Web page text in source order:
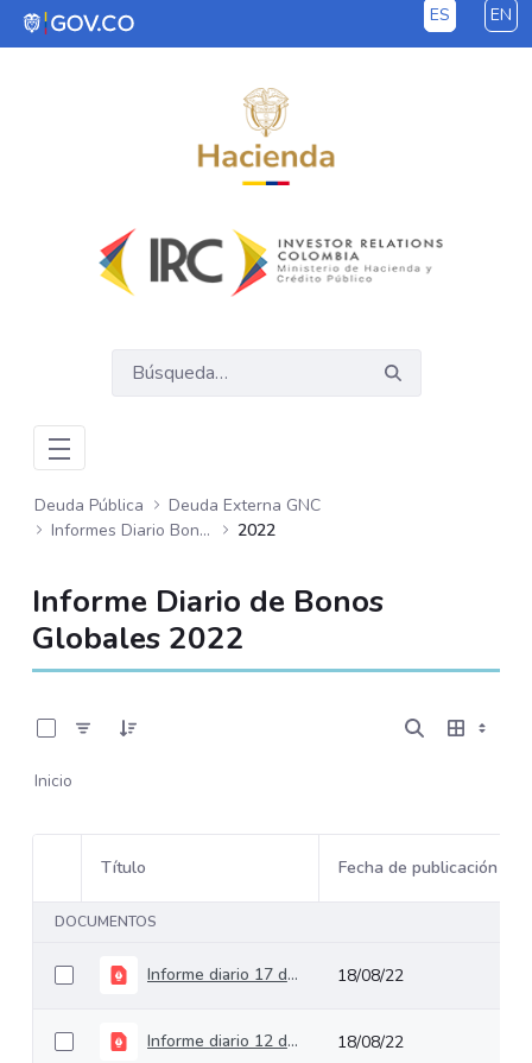
Saltar al contenido principal ES EN
Deuda Pública
Deuda Externa GNC
Informes Diario Bonos Globales
2022
Informe Diario de Bonos
Globales 2022
Inicio
Selección del elemento
Título Fecha de publicación
DOCUMENTOS
Informe diario 17 de agosto de 2022 18/08/22
Informe diario 12 de agosto de 2022 18/08/22